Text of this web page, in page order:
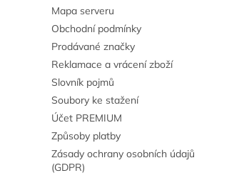
Mapa serveru
Obchodní podmínky
Prodávané značky
Reklamace a vrácení zboží
Slovník pojmů
Soubory ke stažení
Účet PREMIUM
Způsoby platby
Zásady ochrany osobních údajů
(GDPR)